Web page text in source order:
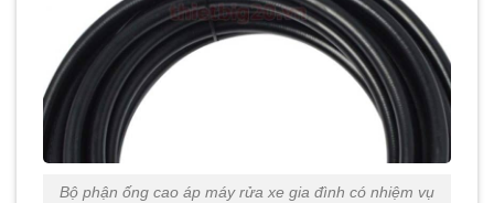
Bộ phận ống cao áp máy rửa xe gia đình có nhiệm vụ